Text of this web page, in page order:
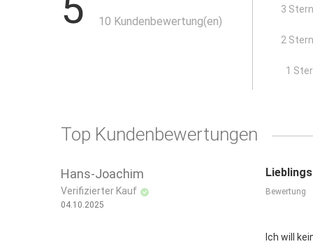
doppelt beschichteter Aluminiumrücken
10 Kundenbewertung(en)
3
2
1
Top Kundenbewertungen
Hans-Joachim
Verifizierter Kauf
04.10.2025
Bewertung
Ich will